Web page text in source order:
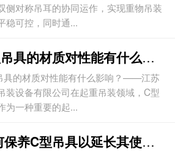
侧对称吊耳的协同运作，实现重物吊装
稳可控，同时通...
C型吊具的材质对性能有什么影响？
具的材质对性能有什么影响？——江苏
装设备有限公司在起重吊装领域，C型
为一种重要的起...
如何保养C型吊具以延长其使用寿命？